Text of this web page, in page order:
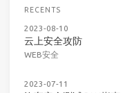
RECENTS
2023-08-10
云上安全攻防
WEB安全
2023-07-11